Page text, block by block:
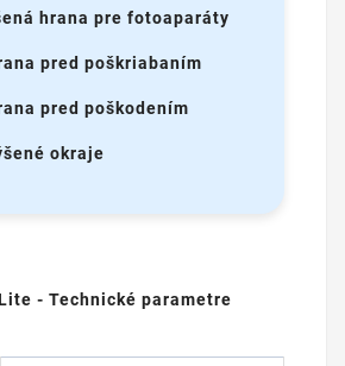
hrana pre fotoaparáty
pred poškriabaním
pred poškodením
okraje
- Technické parametre